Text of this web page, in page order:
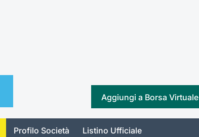
Aggiungi a Borsa Virtuale
Profilo Società Listino Ufficiale